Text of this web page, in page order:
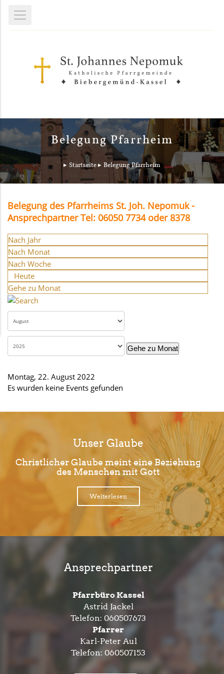
Belegung Pfarrheim
Startseite Belegung Pfarrheim
Belegung des Pfarrheims St. Joh. Nepomuk -
Ansprechpartner Tel: 06050 7734 oder 8378
Nach Jahr
Nach Monat
Nach Woche
Heute
Gehe zu Monat
Gehe zu Monat
Montag, 22. August 2022
Es wurden keine Events gefunden
Unser Glaube
Christlicher Glaube meint eine Beziehung
des Menschen mit Gott
Weiterlesen
Ansprechpartner
Pfarrbüro Kassel
Astrid Jackel
Telefon: 060507673
Pfarrer
Karl-Peter Aul
Telefon: 060507153